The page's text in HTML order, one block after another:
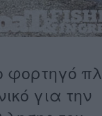
φορτηγό
για την